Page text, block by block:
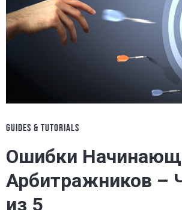
GUIDES & TUTORIALS
Ошибки
Арбитражников –
из 5